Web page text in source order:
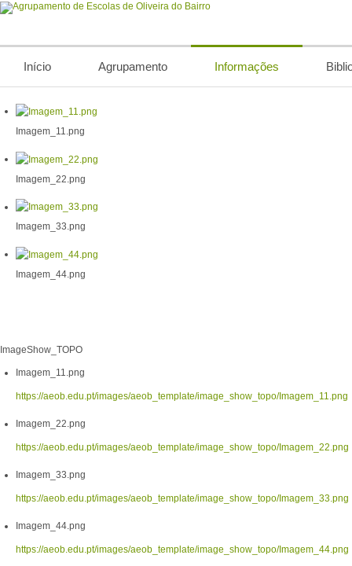
Início Agrupamento Informações
Imagem_11.png
Imagem_22.png
Imagem_33.png
Imagem_44.png
ImageShow_TOPO
Imagem_11.png
https://aeob.edu.pt/images/aeob_template/image_show_topo/Imagem_11.png
Imagem_22.png
https://aeob.edu.pt/images/aeob_template/image_show_topo/Imagem_22.png
Imagem_33.png
https://aeob.edu.pt/images/aeob_template/image_show_topo/Imagem_33.png
Imagem_44.png
https://aeob.edu.pt/images/aeob_template/image_show_topo/Imagem_44.png